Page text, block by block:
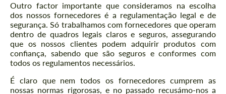
Outro factor importante que consideramos na escolha
dos nossos fornecedores é a regulamentação legal e de
segurança. Só trabalhamos com fornecedores que operam
dentro de quadros legais claros e seguros, assegurando
que os nossos clientes podem adquirir produtos com
confiança, sabendo que são seguros e conformes com
todos os regulamentos necessários.
É claro que nem todos os fornecedores cumprem as
nossas normas rigorosas, e no passado recusámo-nos a